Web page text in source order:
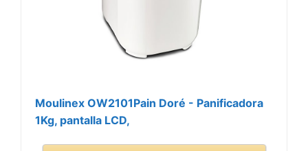
hace más fácil y rápida la
elaboración del pan.
antiadherente y
seleccione el programa
Moulinex OW2101Pain Doré - Panificadora
1Kg, pantalla LCD,